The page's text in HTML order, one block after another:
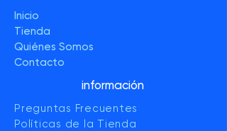
Inicio
Tienda
Quiénes Somos
Contacto
información
Preguntas Frecuentes
Políticas de la Tienda